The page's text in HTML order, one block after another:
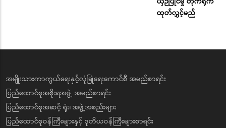
ထုတ်လွှင့်မည်
အမျိုးသားကာကွယ်ရေးနှင့်လုံခြုံရေးကောင်စီ အမည်စာရင်း
ပြည်ထောင်စုအစိုးရအဖွဲ့ အမည်စာရင်း
ပြည်ထောင်စုအဆင့် ရုံး၊ အဖွဲ့အစည်းများ
ပြည်ထောင်စုဝန်ကြီးများနှင့် ဒုတိယဝန်ကြီးများစာရင်း